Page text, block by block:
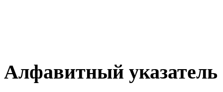
Алфавитный указатель